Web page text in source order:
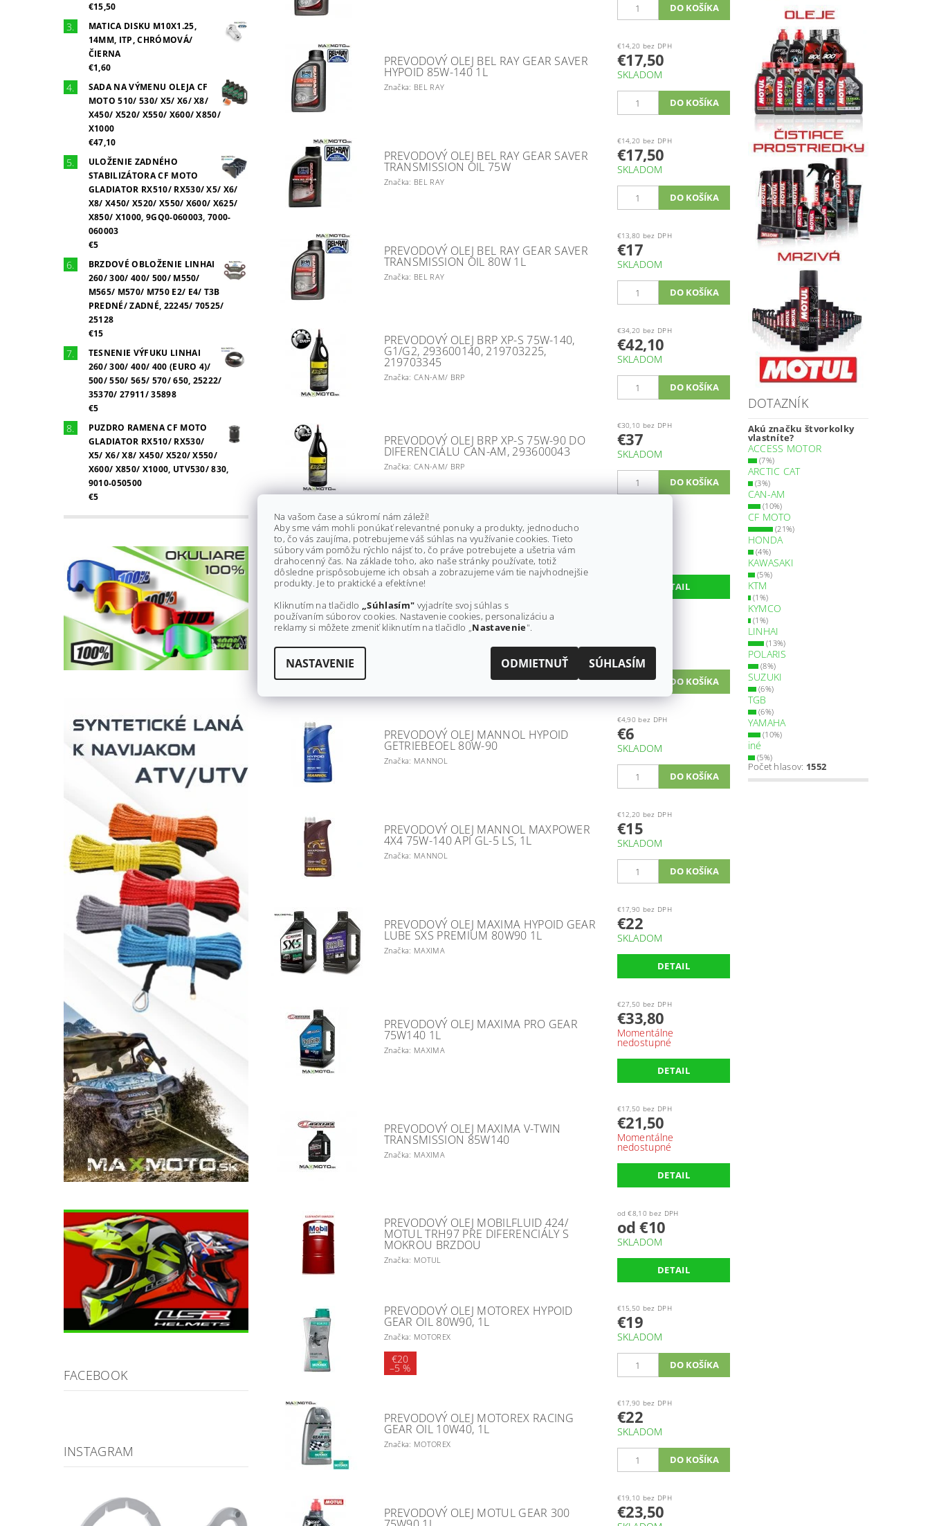
€15,50
MATICA DISKU M10X1.25,
14MM, ITP, CHRÓMOVÁ/
ČIERNA
€1,60
SADA NA VÝMENU OLEJA CF
MOTO 510/ 530/ X5/ X6/ X8/
X450/ X520/ X550/ X600/ X850/
X1000
€47,10
ULOŽENIE ZADNÉHO
STABILIZÁTORA CF MOTO
GLADIATOR RX510/ RX530/ X5/ X6/
X8/ X450/ X520/ X550/ X600/ X625/
X850/ X1000, 9GQ0-060003, 7000-
060003
€5
BRZDOVÉ OBLOŽENIE LINHAI
260/ 300/ 400/ 500/ M550/
M565/ M570/ M750 E2/ E4/ T3B
PREDNÉ/ ZADNÉ, 22245/ 70525/
25128
€15
TESNENIE VÝFUKU LINHAI
260/ 300/ 400/ 400 (EURO 4)/
500/ 550/ 565/ 570/ 650, 25222/
35370/ 27911/ 35898
€5
PUZDRO RAMENA CF MOTO
GLADIATOR RX510/ RX530/
X5/ X6/ X8/ X450/ X520/ X550/
X600/ X850/ X1000, UTV530/ 830,
9010-050500
€5
FACEBOOK
INSTAGRAM
PREVODOVÝ OLEJ BEL RAY GEAR SAVER
HYPOID 85W-140 1L
Značka: BEL RAY
€14,20 bez DPH
€17,50
SKLADOM
PREVODOVÝ OLEJ BEL RAY GEAR SAVER
TRANSMISSION OIL 75W
Značka: BEL RAY
€14,20 bez DPH
€17,50
SKLADOM
PREVODOVÝ OLEJ BEL RAY GEAR SAVER
TRANSMISSION OIL 80W 1L
Značka: BEL RAY
€13,80 bez DPH
€17
SKLADOM
PREVODOVÝ OLEJ BRP XP-S 75W-140,
G1/G2, 293600140, 219703225,
219703345
Značka: CAN-AM/ BRP
€34,20 bez DPH
€42,10
SKLADOM
PREVODOVÝ OLEJ BRP XP-S 75W-90 DO
DIFERENCIÁLU CAN-AM, 293600043
Značka: CAN-AM/ BRP
€30,10 bez DPH
€37
SKLADOM
PREVODOVÝ OLEJ CASTROL SYNTRAX
LIMITED SLIP 75W140 /SAF - XJ/1
Značka: CASTROL
DETAIL
LIMITED SLIP LL 75W-140, 1L SKLADOM
PREVODOVÝ OLEJ MANNOL HYPOID
GETRIEBEOEL 80W-90
Značka: MANNOL
€4,90 bez DPH
€6
SKLADOM
PREVODOVÝ OLEJ MANNOL MAXPOWER
4X4 75W-140 API GL-5 LS, 1L
Značka: MANNOL
€12,20 bez DPH
€15
SKLADOM
PREVODOVÝ OLEJ MAXIMA HYPOID GEAR
LUBE SXS PREMIUM 80W90 1L
Značka: MAXIMA
€17,90 bez DPH
€22
SKLADOM
DETAIL
PREVODOVÝ OLEJ MAXIMA PRO GEAR
75W140 1L
Značka: MAXIMA
€27,50 bez DPH
€33,80
Momentálne
nedostupné
DETAIL
PREVODOVÝ OLEJ MAXIMA V-TWIN
TRANSMISSION 85W140
Značka: MAXIMA
€17,50 bez DPH
€21,50
Momentálne
nedostupné
DETAIL
PREVODOVÝ OLEJ MOBILFLUID 424/
MOTUL TRH97 PRE DIFERENCIÁLY S
MOKROU BRZDOU
Značka: MOTUL
od €8,10 bez DPH
od €10
SKLADOM
DETAIL
PREVODOVÝ OLEJ MOTOREX HYPOID
GEAR OIL 80W90, 1L
Značka: MOTOREX
€20
–5 %
€15,50 bez DPH
€19
SKLADOM
PREVODOVÝ OLEJ MOTOREX RACING
GEAR OIL 10W40, 1L
Značka: MOTOREX
€17,90 bez DPH
€22
SKLADOM
PREVODOVÝ OLEJ MOTUL GEAR 300
€19,10 bez DPH
€23,50
DOTAZNÍK
Akú značku štvorkolky
vlastníte?
ACCESS MOTOR
(7%)
ARCTIC CAT
(3%)
CAN-AM
(10%)
CF MOTO
(21%)
HONDA
(4%)
KAWASAKI
(5%)
KTM
(1%)
KYMCO
(1%)
LINHAI
(13%)
POLARIS
(8%)
SUZUKI
(6%)
TGB
(6%)
YAMAHA
(10%)
iné
(5%)
Počet hlasov: 1552
Na vašom čase a súkromí nám záleží!
Aby sme vám mohli ponúkať relevantné ponuky a produkty, jednoducho
to, čo vás zaujíma, potrebujeme váš súhlas na využívanie cookies. Tieto
súbory vám pomôžu rýchlo nájsť to, čo práve potrebujete a ušetria vám
drahocenný čas. Na základe toho, ako naše stránky používate, totiž
dôsledne prispôsobujeme ich obsah a zobrazujeme vám tie najvhodnejšie
produkty. Je to praktické a efektívne!
Kliknutím na tlačidlo „Súhlasím" vyjadríte svoj súhlas s
používaním súborov cookies. Nastavenie cookies, personalizáciu a
reklamy si môžete zmeniť kliknutím na tlačidlo „Nastavenie".
NASTAVENIE ODMIETNUŤ SÚHLASÍM